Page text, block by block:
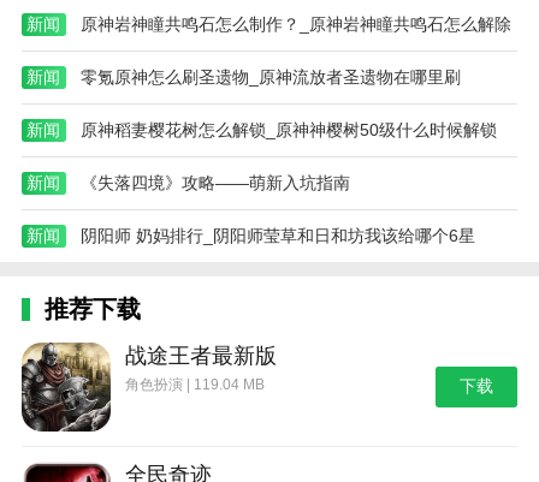
版本更新说明
1、解决部分已知问题，提升用户体验
新闻 原神岩神瞳共鸣石怎么制作？_原神岩神瞳共鸣石怎么解除
新闻 零氪原神怎么刷圣遗物_原神流放者圣遗物在哪里刷
新闻 原神稻妻樱花树怎么解锁_原神神樱树50级什么时候解锁
新闻 《失落四境》攻略——萌新入坑指南
新闻 阴阳师 奶妈排行_阴阳师莹草和日和坊我该给哪个6星
推荐下载
战途王者最新版
角色扮演 | 119.04 MB 下载
全民奇迹